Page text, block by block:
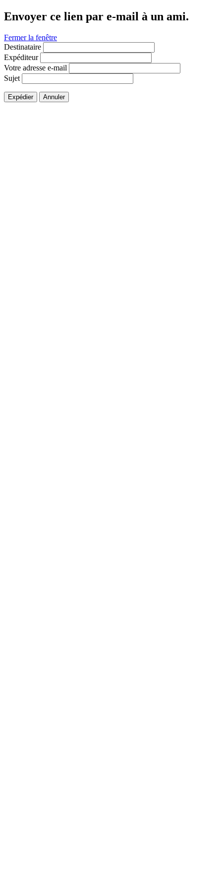
Envoyer ce lien par e-mail à un ami.
Fermer la fenêtre
Destinataire
Expéditeur
Votre adresse e-mail
Sujet
Expédier Annuler